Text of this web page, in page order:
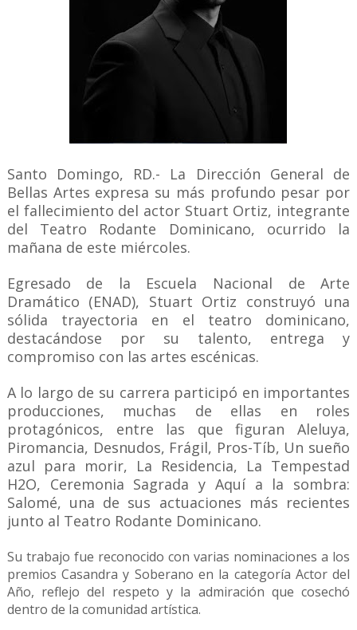
Santo Domingo, RD.- La Dirección General de
Bellas Artes expresa su más profundo pesar por
el fallecimiento del actor Stuart Ortiz, integrante
del Teatro Rodante Dominicano, ocurrido la
mañana de este miércoles.
Egresado de la Escuela Nacional de Arte
Dramático (ENAD), Stuart Ortiz construyó una
sólida trayectoria en el teatro dominicano,
destacándose por su talento, entrega y
compromiso con las artes escénicas.
A lo largo de su carrera participó en importantes
producciones, muchas de ellas en roles
protagónicos, entre las que figuran Aleluya,
Piromancia, Desnudos, Frágil, Pros-Tíb, Un sueño
azul para morir, La Residencia, La Tempestad
H2O, Ceremonia Sagrada y Aquí a la sombra:
Salomé, una de sus actuaciones más recientes
junto al Teatro Rodante Dominicano.
Su trabajo fue reconocido con varias nominaciones a los
premios Casandra y Soberano en la categoría Actor del
Año, reflejo del respeto y la admiración que cosechó
dentro de la comunidad artística.